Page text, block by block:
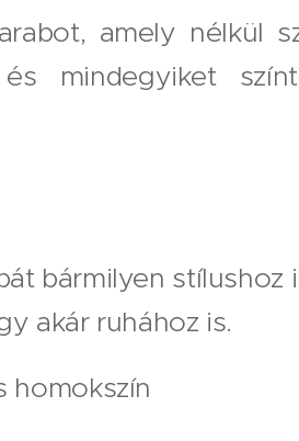
amely nélkül
mindegyiket
bármilyen stílushoz
akár ruhához is.
homokszín